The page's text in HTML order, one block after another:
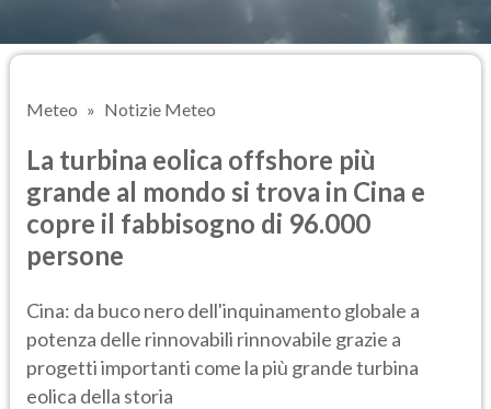
Meteo Notizie Meteo
La turbina eolica offshore più
grande al mondo si trova in Cina e
copre il fabbisogno di 96.000
persone
Cina: da buco nero dell'inquinamento globale a
potenza delle rinnovabili rinnovabile grazie a
progetti importanti come la più grande turbina
eolica della storia